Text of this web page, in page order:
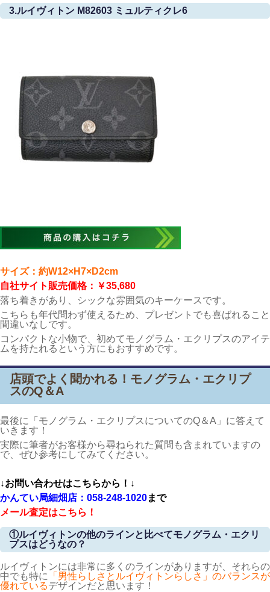
3.ルイヴィトン M82603 ミュルティクレ6
サイズ： 約W12×H7×D2cm
自社サイト販売価格：￥35,680
落ち着きがあり、シックな雰囲気のキーケースです。
こちらも年代問わず使えるため、プレゼントでも喜ばれること
間違いなしです。
コンパクトな小物で、初めてモノグラム・エクリプスのアイテ
ムを持たれるという方にもおすすめです。
店頭でよく聞かれる！モノグラム・エクリプ
スのQ＆A
最後に「モノグラム・エクリプスについてのQ＆A」に答えて
いきます！
実際に筆者がお客様から尋ねられた質問も含まれていますの
で、ぜひ参考にしてみてください。
↓お問い合わせはこちらから！↓
かんてい局細畑店：058-248-1020まで
メール査定はこちら！
①ルイヴィトンの他のラインと比べてモノグラム・エクリ
プスはどうなの？
ルイヴィトンには非常に多くのラインがありますが、それらの
中でも特に
「男性らしさとルイヴィトンらしさ」のバランスが
優れているデザインだと思います！